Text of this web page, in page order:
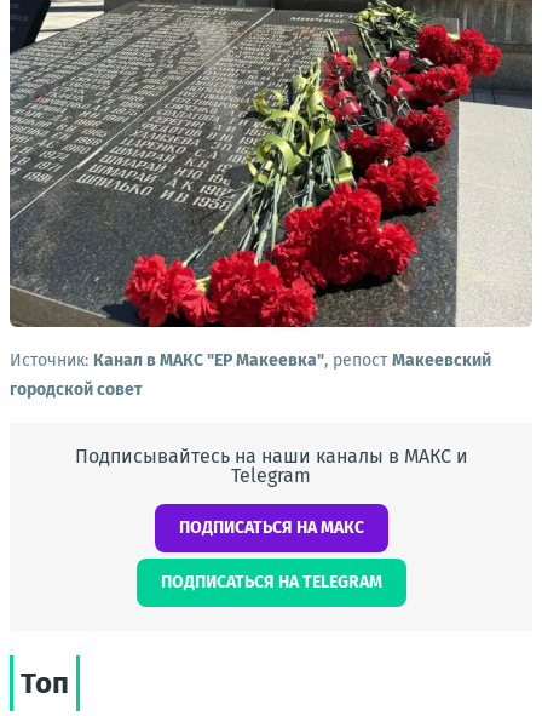
Источник: Канал в МАКС "ЕР Макеевка", репостМакеевский
городской совет
Подписывайтесь на наши каналы в МАКС и
Telegram
ПОДПИСАТЬСЯ НА МАКС
ПОДПИСАТЬСЯ НА TELEGRAM
Топ